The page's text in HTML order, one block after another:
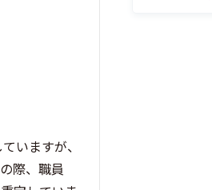
いますが、
際、職員